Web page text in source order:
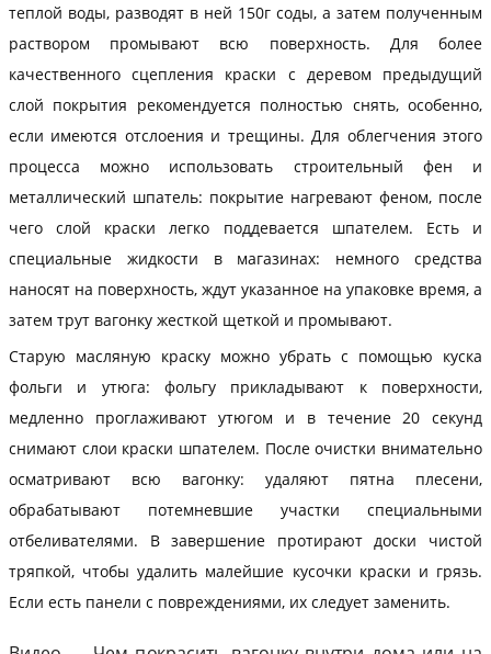
теплой воды, разводят в ней 150г соды, а затем полученным
раствором промывают всю поверхность. Для более
качественного сцепления краски с деревом предыдущий
слой покрытия рекомендуется полностью снять, особенно,
если имеются отслоения и трещины. Для облегчения этого
процесса можно использовать строительный фен и
металлический шпатель: покрытие нагревают феном, после
чего слой краски легко поддевается шпателем. Есть и
специальные жидкости в магазинах: немного средства
наносят на поверхность, ждут указанное на упаковке время, а
затем трут вагонку жесткой щеткой и промывают.
Старую масляную краску можно убрать с помощью куска
фольги и утюга: фольгу прикладывают к поверхности,
медленно проглаживают утюгом и в течение 20 секунд
снимают слои краски шпателем. После очистки внимательно
осматривают всю вагонку: удаляют пятна плесени,
обрабатывают потемневшие участки специальными
отбеливателями. В завершение протирают доски чистой
тряпкой, чтобы удалить малейшие кусочки краски и грязь.
Если есть панели с повреждениями, их следует заменить.